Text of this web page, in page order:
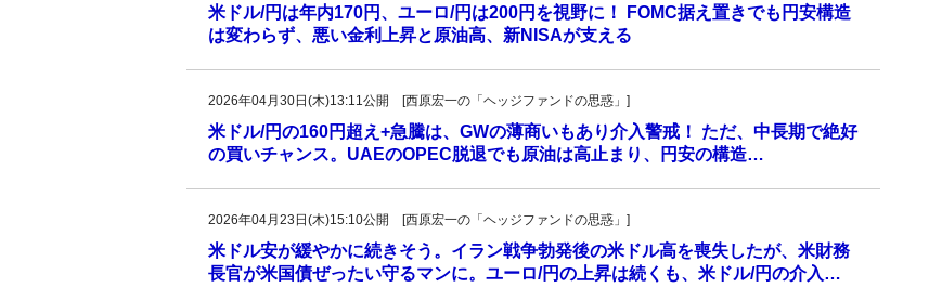
米ドル/円は年内170円、ユーロ/円は200円を視野に！ FOMC据え置きでも円安構造
は変わらず、悪い金利上昇と原油高、新NISAが支える
2026年04月30日(木)13:11公開 [西原宏一の「ヘッジファンドの思惑」]
米ドル/円の160円超え+急騰は、GWの薄商いもあり介入警戒！ ただ、中長期で絶好
の買いチャンス。UAEのOPEC脱退でも原油は高止まり、円安の構造…
2026年04月23日(木)15:10公開 [西原宏一の「ヘッジファンドの思惑」]
米ドル安が緩やかに続きそう。イラン戦争勃発後の米ドル高を喪失したが、米財務
長官が米国債ぜったい守るマンに。ユーロ/円の上昇は続くも、米ドル/円の介入…